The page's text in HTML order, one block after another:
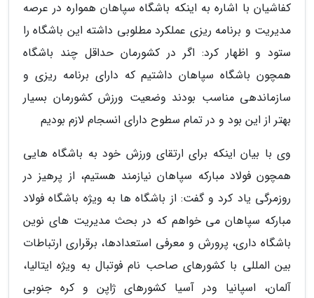
کفاشیان با اشاره به اینکه باشگاه سپاهان همواره در عرصه
مدیریت و برنامه ریزی عملکرد مطلوبی داشته این باشگاه را
ستود و اظهار کرد: اگر در کشورمان حداقل چند باشگاه
همچون باشگاه سپاهان داشتیم که دارای برنامه ریزی و
سازماندهی مناسب بودند وضعیت ورزش کشورمان بسیار
بهتر از این بود و در تمام سطوح دارای انسجام لازم بودیم
وی با بیان اینکه برای ارتقای ورزش خود به باشگاه هایی
همچون فولاد مبارکه سپاهان نیازمند هستیم، از پرهیز در
روزمرگی یاد کرد و گفت: از باشگاه ها به ویژه باشگاه فولاد
مبارکه سپاهان می خواهم که در بحث مدیریت های نوین
باشگاه داری، پرورش و معرفی استعدادها، برقراری ارتباطات
بین المللی با کشورهای صاحب نام فوتبال به ویژه ایتالیا،
آلمان، اسپانیا ودر آسیا کشورهای ژاپن و کره جنوبی